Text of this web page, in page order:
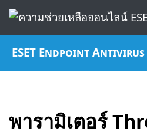
ESET Endpoint
พารามิเตอร์